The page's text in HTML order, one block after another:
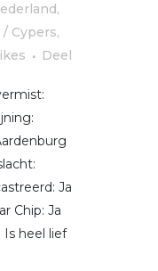
,
Cypers,
Deel
Ja
Chip: Ja
heel lief